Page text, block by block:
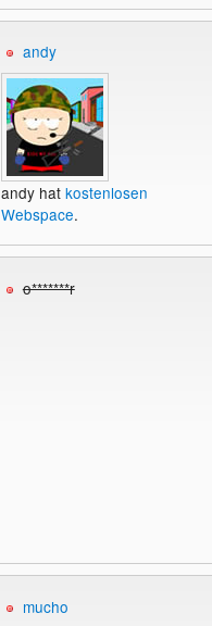
andy
andy hat kostenlosen
Webspace.
o*******r
mucho